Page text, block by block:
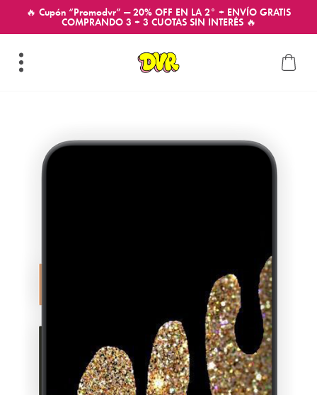
🔥 Cupón “Promodvr” — 20% OFF EN LA 2° + ENVÍO GRATIS
COMPRANDO 3 + 3 CUOTAS SIN INTERÉS 🔥